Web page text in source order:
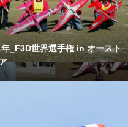
_F3D世界選手権 in オースト